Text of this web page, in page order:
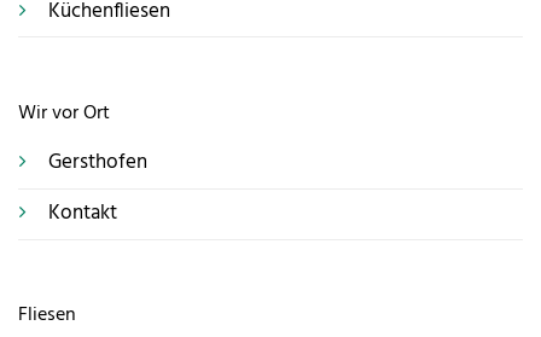
Küchenfliesen
Fliesen
Wir vor Ort
Gersthofen
Kontakt